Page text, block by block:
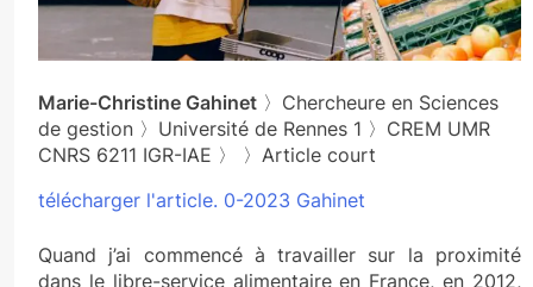
Marie-Christine Gahinet 〉Chercheure en Sciences
de gestion 〉Université de Rennes 1 〉CREM UMR
CNRS 6211 IGR-IAE 〉 〉Article court
télécharger l'article. 0-2023 Gahinet
Quand j’ai commencé à travailler sur la proximité
dans le libre-service alimentaire en France, en 2012,